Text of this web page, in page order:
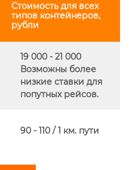
Стоимость для всех
типов контейнеров,
рубли
19 000 - 21 000
Возможны более
низкие ставки для
попутных рейсов.
90 - 110 / 1 км. пути